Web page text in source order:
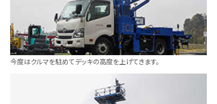
今度はクルマを駐めてデッキの高度を上げてきます。